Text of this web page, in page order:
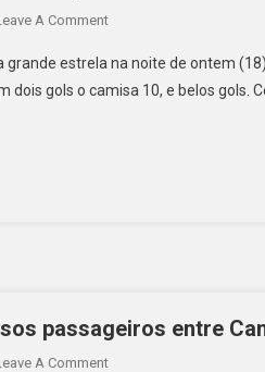
A Comment
estrela na noite de ontem
gols o camisa 10, e belos gols.
passageiros entre
A Comment